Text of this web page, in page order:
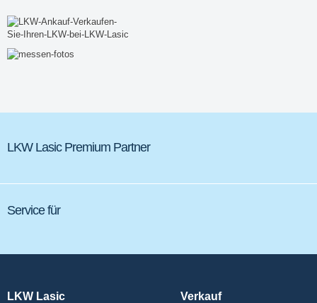
LKW Lasic Premium Partner
Service für
LKW Lasic Verkauf